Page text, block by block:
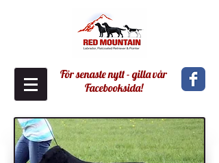
För senaste nytt - gilla vår
Facebooksida!